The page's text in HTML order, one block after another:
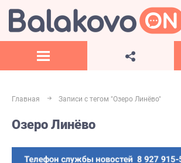
Главная Записи с тегом "Озеро Линёво"
Озеро Линёво